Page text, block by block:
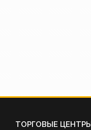
ТОРГОВЫЕ ЦЕНТРЫ